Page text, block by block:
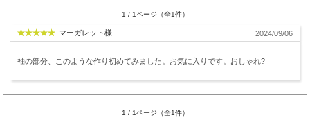
1 / 1ページ（全1件）
マーガレット様 2024/09/06
袖の部分、このような作り初めてみました。お気に入りです。おしゃれ?
1 / 1ページ（全1件）